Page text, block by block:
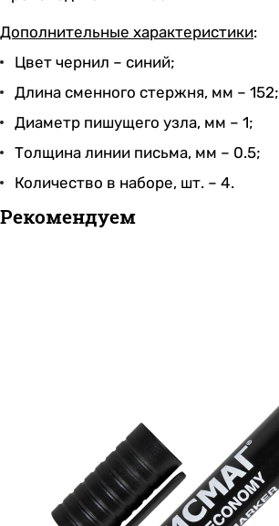
Дополнительные характеристики:
Цвет чернил – синий;
Длина сменного стержня, мм – 152;
Диаметр пишущего узла, мм – 1;
Толщина линии письма, мм – 0.5;
Количество в наборе, шт. – 4.
Рекомендуем